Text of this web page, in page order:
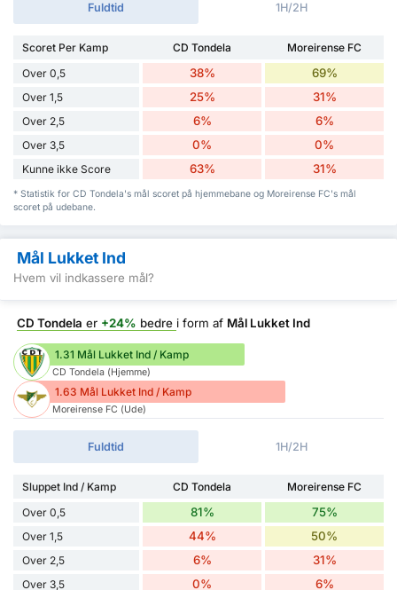
Fuldtid 1H/2H
Scoret Per Kamp CD Tondela
Moreirense FC
Over 0,5
38% 69%
Over 1,5 25% 31%
Over 2,5 6% 6%
Over 3,5 0% 0%
Kunne ikke Score 63% 31%
* Statistik for CD Tondela's mål scoret på hjemmebane og Moreirense FC's mål
scoret på udebane.
Mål Lukket Ind
Hvem vil indkassere mål?
CD Tondela er +24% bedre i form af Mål Lukket Ind
1.31 Mål Lukket Ind / Kamp
CD Tondela (Hjemme)
1.63 Mål Lukket Ind / Kamp
Moreirense FC (Ude)
Fuldtid 1H/2H
Sluppet Ind / Kamp CD Tondela
Moreirense FC
Over 0,5
81% 75%
Over 1,5 44% 50%
Over 2,5 6% 31%
Over 3,5 0% 6%